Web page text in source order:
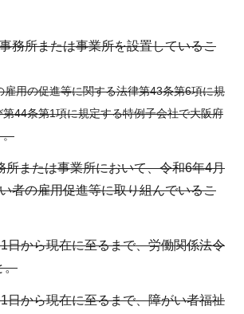
務所または事業所を設置しているこ
雇用の促進等に関する法律第43条第6項に規
44条第1項に規定する特例子会社で大阪府
。
所または事業所において、令和6年4月
者の雇用促進等に取り組んでいるこ
日から現在に至るまで、労働関係法令
。
日から現在に至るまで、障がい者福祉